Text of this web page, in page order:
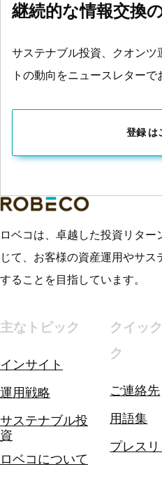
継続的な情報交換
サステナブル投資、クオンツ
トの動向をニュースレターで
登録 は
ロベコは、卓越した投資リタ
じて、お客様の資産運用やサ
することを目指しています。
主なトピック
インサイト
運用戦略
サステナブル投
資
ロベコについて
クイッ
ク
ご連絡先
用語集
プレス